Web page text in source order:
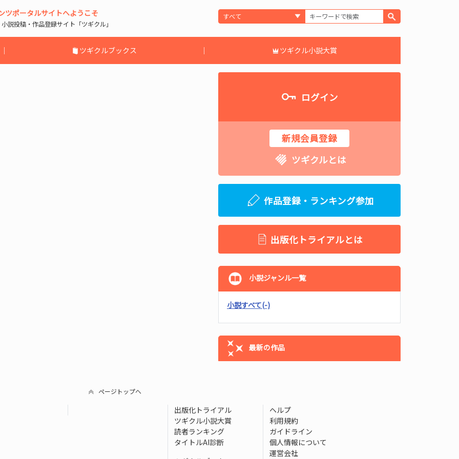
ツポータルサイトへようこそ
説投稿・作品登録サイト「ツギクル」
｜ ツギクルブックス ｜ ツギクル小説大賞
ログイン
新規会員登録
ツギクルとは
作品登録・ランキング参加
出版化トライアルとは
小説ジャンル一覧
小説すべて(-)
最新の作品
ページトップへ
出版化トライアル
ツギクル小説大賞
読者ランキング
タイトルAI診断
ヘルプ
利用規約
ガイドライン
個人情報について
運営会社